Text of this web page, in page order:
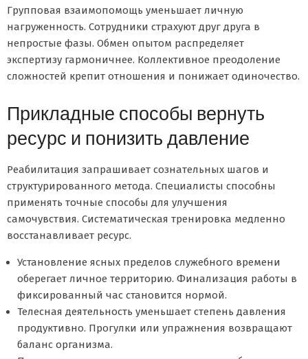
Групповая взаимопомощь уменьшает личную
нагруженность. Сотрудники страхуют друг друга в
непростые фазы. Обмен опытом распределяет
экспертизу гармоничнее. Коллективное преодоление
сложностей крепит отношения и понижает одиночество.
Прикладные способы вернуть
ресурс и понизить давление
Реабилитация запрашивает сознательных шагов и
структурированного метода. Специалисты способны
применять точные способы для улучшения
самочувствия. Систематическая тренировка медленно
восстанавливает ресурс.
Установление ясных пределов служебного времени
оберегает личное территорию. Финализация работы в
фиксированный час становится нормой.
Телесная деятельность уменьшает степень давления
продуктивно. Прогулки или упражнения возвращают
баланс организма.